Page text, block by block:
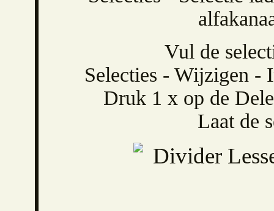
Vul de
Selecties - Wijzigen -
Druk 1 x op de
Laat de